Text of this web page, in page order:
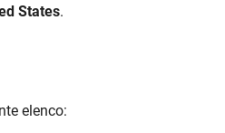
States.
elenco: